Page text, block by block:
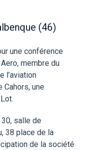
(46)
une conférence
membre du
l’aviation
Cahors, une
salle de
38 place de la
de la société